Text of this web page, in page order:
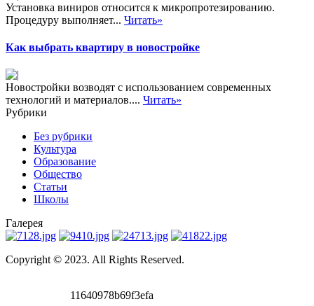
Установка виниров относится к микропротезированию.
Процедуру выполняет... Читать»
Как выбрать квартиру в новостройке
Новостройки возводят с использованием современных
технологий и материалов.... Читать»
Рубрики
Без рубрики
Культура
Образование
Общество
Статьи
Школы
Галерея
Copyright © 2023. All Rights Reserved.
11640978b69f3efa